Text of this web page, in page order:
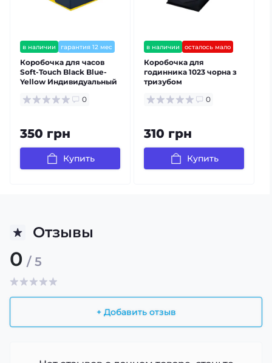
в наличии гарантия 12 мес
Коробочка для часов
Soft-Touch Black Blue-
Yellow Индивидуальный
0
350 грн
Купить
в наличии осталось мало
Коробочка для
годинника 1023 чорна з
тризубом
0
310 грн
Купить
Отзывы
0 / 5
+ Добавить отзыв